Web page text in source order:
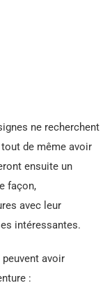
ne recherchent
de même avoir
ensuite un
façon,
avec leur
intéressantes.
avoir
: